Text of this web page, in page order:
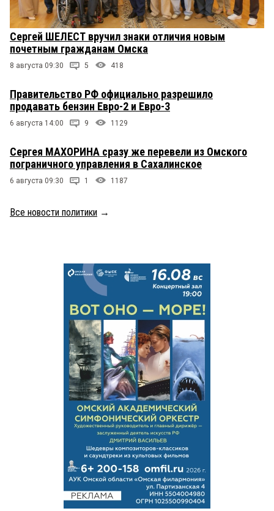
Сергей ШЕЛЕСТ вручил знаки отличия новым
почетным гражданам Омска
8 августа 09:30 5 418
Правительство РФ официально разрешило
продавать бензин Евро-2 и Евро-3
6 августа 14:00 9 1129
Сергея МАХОРИНА сразу же перевели из Омского
пограничного управления в Сахалинское
6 августа 09:30 1 1187
Все новости политики →